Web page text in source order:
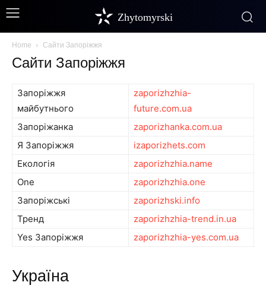
Zhytomyrski
Home Сайти Запоріжжя
Сайти Запоріжжя
Запоріжжя
майбутнього
zaporizhzhia-
future.com.ua
Запоріжанка
zaporizhanka.com.ua
Я Запоріжжя
izaporizhets.com
Екологія
zaporizhzhia.name
One
zaporizhzhia.one
Запоріжські
zaporizhski.info
Тренд
zaporizhzhia-trend.in.ua
Yes Запоріжжя
zaporizhzhia-yes.com.ua
Україна